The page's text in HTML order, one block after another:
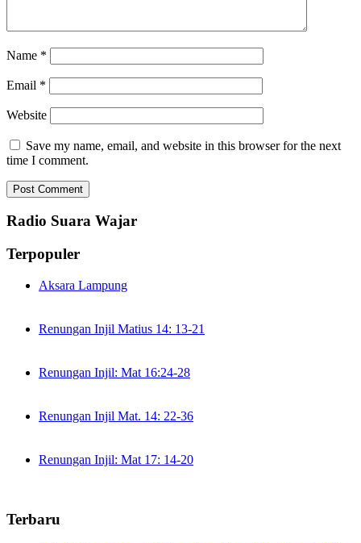
Name *
Email *
Website
Save my name, email, and website in this browser for the next
time I comment.
Radio Suara Wajar
Terpopuler
Aksara Lampung
Renungan Injil Matius 14: 13-21
Renungan Injil: Mat 16:24-28
Renungan Injil Mat. 14: 22-36
Renungan Injil: Mat 17: 14-20
Terbaru